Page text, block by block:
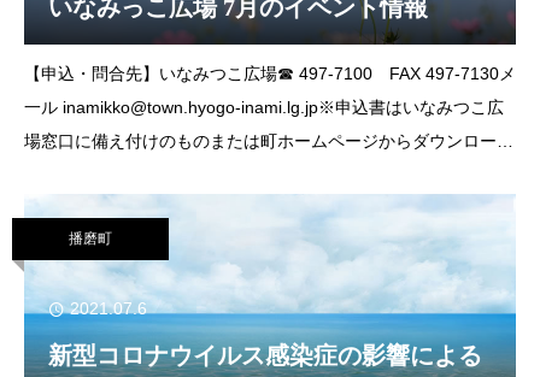
いなみっこ広場 7月のイベント情報
【申込・問合先】いなみつこ広場☎ 497-7100 FAX 497-7130メ
一ル inamikko@town.hyogo-inami.lg.jp※申込書はいなみつこ広
場窓口に備え付けのものまたは町ホームページからダウンロード
播磨町
2021.07.6
新型コロナウイルス感染症の影響による